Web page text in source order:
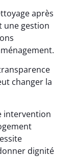
après
une gestion
changer la
intervention
dignité